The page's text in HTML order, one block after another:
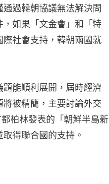
過韓朝協議無法解決問
如果「文金會」和「特
社會支持，韓朝兩國就
能順利展開，屆時經濟
被精簡，主要討論外交
柏林發表的「朝鮮半島新
得聯合國的支持。